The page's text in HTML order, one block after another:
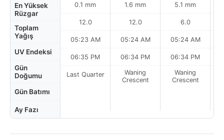
En Yüksek
Rüzgar
Toplam
Yağış
UV Endeksi
Gün
Doğumu
Gün Batımı
Ay Fazı
0.1 mm
12.0
05:23 AM
06:35 PM
Last Quarter
1.6 mm
12.0
05:24 AM
06:34 PM
Waning
Crescent
5.1 mm
6.0
05:24 AM
06:34 PM
Waning
Crescent